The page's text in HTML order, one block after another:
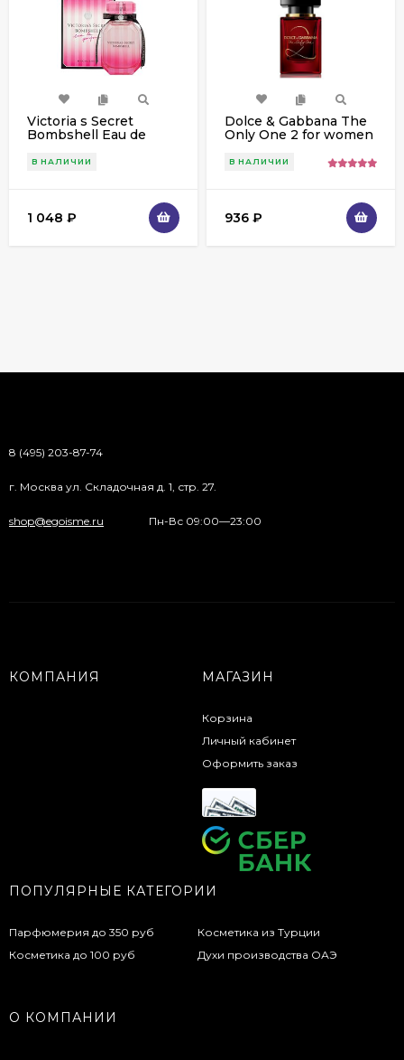
Victoria s Secret
Bombshell Eau de
ml
В НАЛИЧИИ
1 048 ₽
Dolce & Gabbana The
Only One 2 for women
В НАЛИЧИИ
936 ₽
8 (495) 203-87-74
г. Москва ул. Складочная д. 1, стр. 27.
shop@egoisme.ru Пн-Вс 09:00—23:00
КОМПАНИЯ МАГАЗИН
Корзина
Личный кабинет
Оформить заказ
ПОПУЛЯРНЫЕ КАТЕГОРИИ
Парфюмерия до 350 руб
Косметика до 100 руб
Косметика из Турции
Духи производства ОАЭ
О КОМПАНИИ